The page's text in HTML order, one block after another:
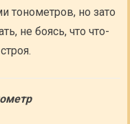
тонометров, но зато
не боясь, что что-